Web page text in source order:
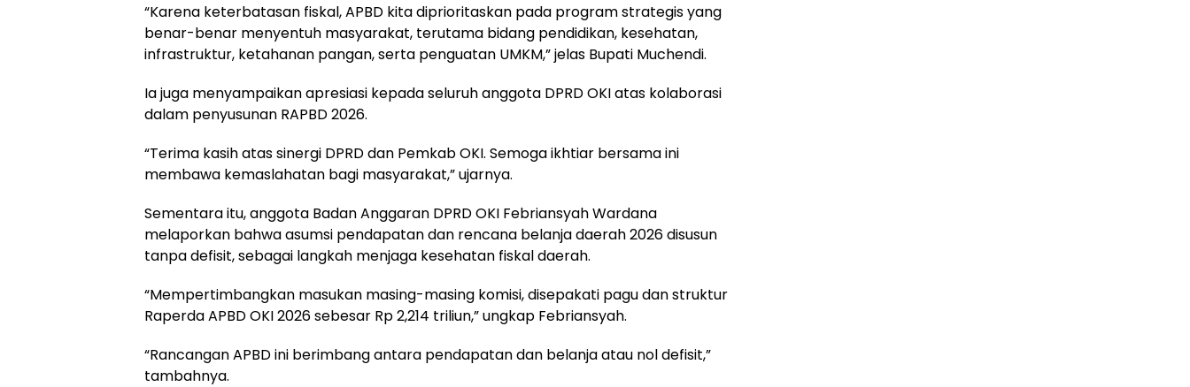
“Karena keterbatasan fiskal, APBD kita diprioritaskan pada program strategis yang
benar-benar menyentuh masyarakat, terutama bidang pendidikan, kesehatan,
infrastruktur, ketahanan pangan, serta penguatan UMKM,” jelas Bupati Muchendi.
Ia juga menyampaikan apresiasi kepada seluruh anggota DPRD OKI atas kolaborasi
dalam penyusunan RAPBD 2026.
“Terima kasih atas sinergi DPRD dan Pemkab OKI. Semoga ikhtiar bersama ini
membawa kemaslahatan bagi masyarakat,” ujarnya.
Sementara itu, anggota Badan Anggaran DPRD OKI Febriansyah Wardana
melaporkan bahwa asumsi pendapatan dan rencana belanja daerah 2026 disusun
tanpa defisit, sebagai langkah menjaga kesehatan fiskal daerah.
“Mempertimbangkan masukan masing-masing komisi, disepakati pagu dan struktur
Raperda APBD OKI 2026 sebesar Rp 2,214 triliun,” ungkap Febriansyah.
“Rancangan APBD ini berimbang antara pendapatan dan belanja atau nol defisit,”
tambahnya.